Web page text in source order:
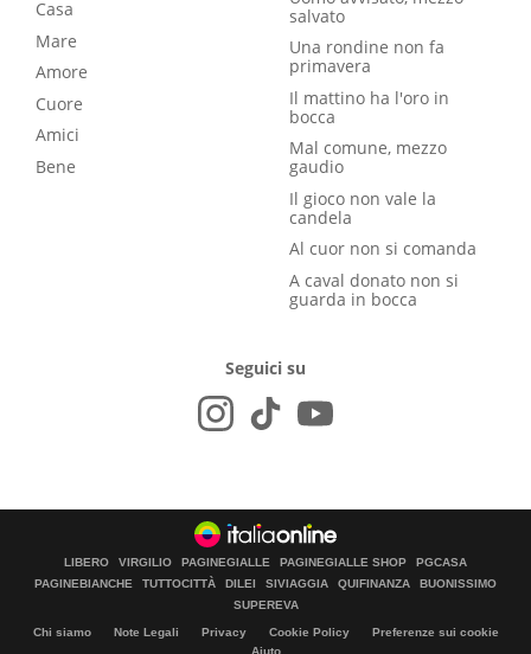
Casa
Mare
Amore
Cuore
Amici
Bene
salvato
Una rondine non fa
primavera
Il mattino ha l'oro in
bocca
Mal comune, mezzo
gaudio
Il gioco non vale la
candela
Al cuor non si comanda
A caval donato non si
guarda in bocca
Seguici su
LIBERO VIRGILIO PAGINEGIALLE PAGINEGIALLE SHOP
PGCASA
PAGINEBIANCHE
TUTTOCITTÀ DILEI SIVIAGGIA QUIFINANZA
BUONISSIMO
SUPEREVA
Chi siamo Note Legali Privacy Cookie Policy
Preferenze sui cookie